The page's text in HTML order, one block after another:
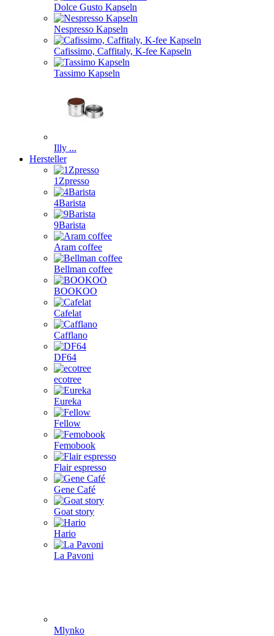
Dolce Gusto Kapseln
Nespresso Kapseln
Cafissimo, Caffitaly, K-fee Kapseln
Tassimo Kapseln
Illy ...
Hersteller
1Zpresso
4Barista
9Barista
Aram coffee
Bellman coffee
BOOKOO
Cafelat
Cafflano
DF64
ecotree
Eureka
Fellow
Femobook
Flair espresso
Gene Café
Goat story
Hario
La Pavoni
Mlynko